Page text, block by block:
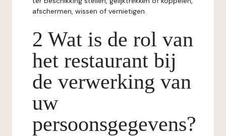
afschermen, wissen of vernietigen.
2 Wat is de rol van
het restaurant bij
de verwerking van
uw
persoonsgegevens?